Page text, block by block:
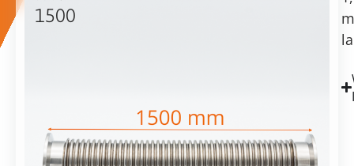
1500
L1=1500mm
(1,5m)
Lieferzeit:
In den Warenkorb
m